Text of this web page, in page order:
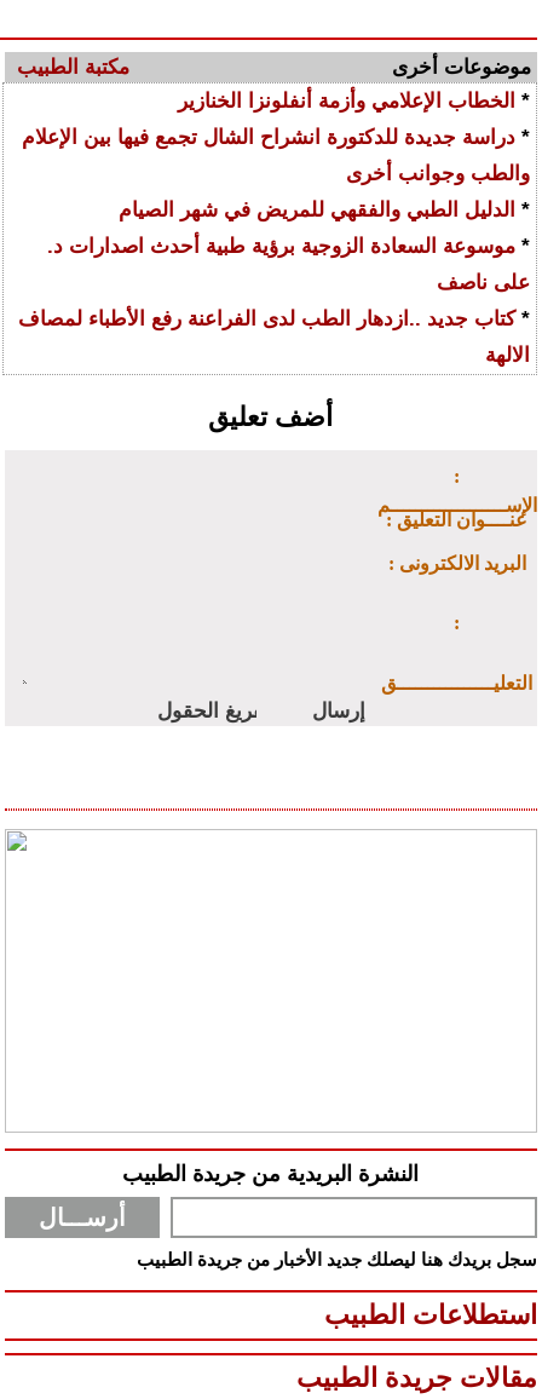
النشرة البريدية من جريدة الطبيب
سجل بريدك هنا ليصلك جديد الأخبار من جريدة الطبيب
استطلاعات الطبيب
مقالات جريدة الطبيب
موضوعات أخرى
مكتبة الطبيب
* الخطاب الإعلامي وأزمة أنفلونزا الخنازير
* دراسة جديدة للدكتورة انشراح الشال تجمع فيها بين الإعلام
والطب وجوانب أخرى
* الدليل الطبي والفقهي للمريض في شهر الصيام
* موسوعة السعادة الزوجية برؤية طبية أحدث اصدارات د.
على ناصف
*كتاب جديد ..ازدهار الطب لدى الفراعنة رفع الأطباء لمصاف
الالهة
أضف تعليق
:
الإســـــــــــــــــــم
: عنــــوان التعليق
: البريد الالكترونى
:
التعليــــــــــــــــق